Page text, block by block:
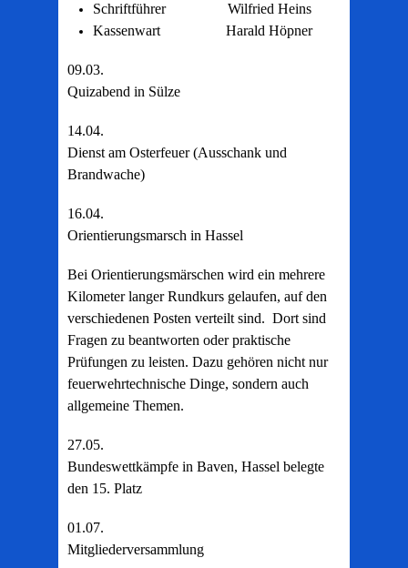
Schriftführer Wilfried Heins
Kassenwart Harald Höpner
09.03.
Quizabend in Sülze
14.04.
Dienst am Osterfeuer (Ausschank und
Brandwache)
16.04.
Orientierungsmarsch in Hassel
Bei Orientierungsmärschen wird ein mehrere
Kilometer langer Rundkurs gelaufen, auf den
verschiedenen Posten verteilt sind. Dort sind
Fragen zu beantworten oder praktische
Prüfungen zu leisten. Dazu gehören nicht nur
feuerwehrtechnische Dinge, sondern auch
allgemeine Themen.
27.05.
Bundeswettkämpfe in Baven, Hassel belegte
den 15. Platz
01.07.
Mitgliederversammlung